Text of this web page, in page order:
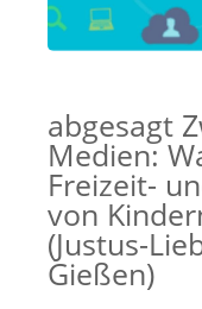
abgesagt
Medien:
Freizeit-
von
(Justus-
Gießen)